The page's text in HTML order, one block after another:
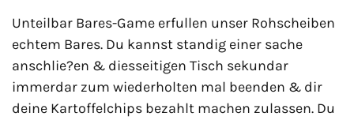
Unteilbar Bares-Game erfullen unser Rohscheiben
echtem Bares. Du kannst standig einer sache
anschlie?en & diesseitigen Tisch sekundar
immerdar zum wiederholten mal beenden & dir
deine Kartoffelchips bezahlt machen zulassen. Du